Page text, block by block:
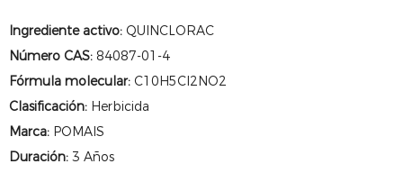
Ingrediente activo: QUINCLORAC
Número CAS: 84087-01-4
Fórmula molecular: C10H5Cl2NO2
Clasificación: Herbicida
Marca: POMAIS
Duración: 3 Años